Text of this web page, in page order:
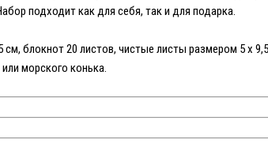
подходит как для себя, так и для подарка.
блокнот 20 листов, чистые листы размером 5 x
морского конька.